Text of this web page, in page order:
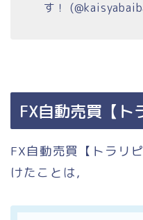
す！
FX自動売買【ト
FX自動売買【トラリ
けたことは，